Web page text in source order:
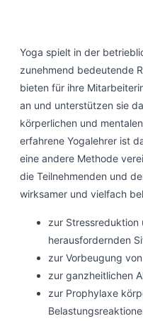
Yoga spielt in der
zunehmend bedeutende
bieten für ihre
an und unterstützen sie
körperlichen und
erfahrene Yogalehrer ist
eine andere Methode
die Teilnehmenden und
wirksamer und vielfach
zur Stressreduktion
herausfordernden
zur Vorbeugung
zur ganzheitlichen
zur Prophylaxe